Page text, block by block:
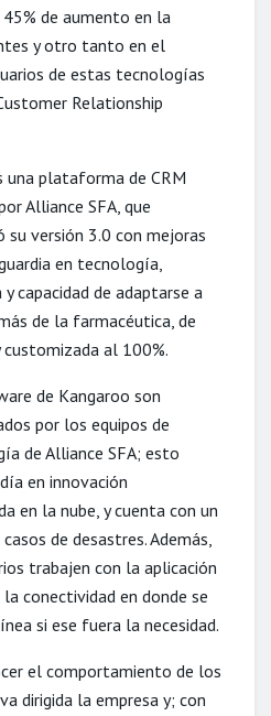
de aumento en la
y otro tanto en el
de estas tecnologías
Relationship
una plataforma de CRM
Alliance SFA, que
versión 3.0 con mejoras
en tecnología,
capacidad de adaptarse a
de la farmacéutica, de
al 100%.
de Kangaroo son
por los equipos de
de Alliance SFA; esto
en innovación
en la nube, y cuenta con un
de desastres. Además,
trabajen con la aplicación
conectividad en donde se
si ese fuera la necesidad.
el comportamiento de los
dirigida la empresa y; con